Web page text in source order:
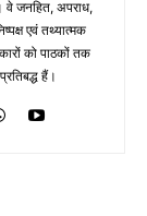
वे जनहित, अपराध,
एवं तथ्यात्मक
को पाठकों तक
हैं।